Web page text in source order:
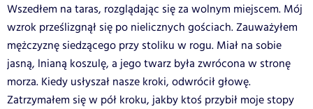
Wszedłem na taras, rozglądając się za wolnym miejscem. Mój
wzrok prześlizgnął się po nielicznych gościach. Zauważyłem
mężczyznę siedzącego przy stoliku w rogu. Miał na sobie
jasną, lnianą koszulę, a jego twarz była zwrócona w stronę
morza. Kiedy usłyszał nasze kroki, odwrócił głowę.
Zatrzymałem się w pół kroku, jakby ktoś przybił moje stopy